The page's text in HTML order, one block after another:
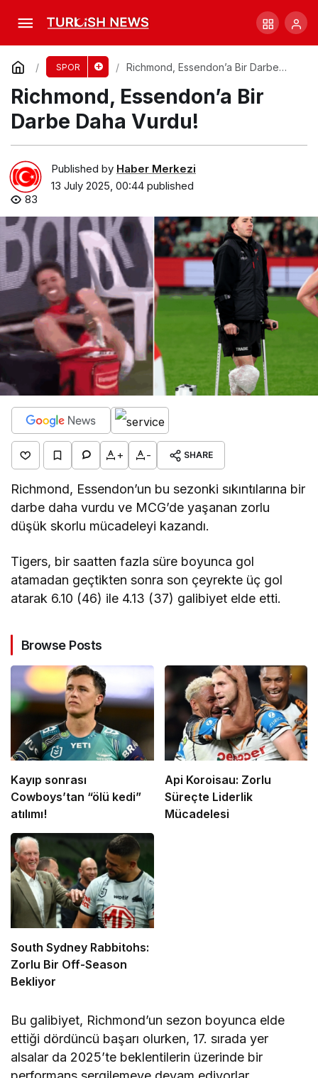
SPOR
Richmond, Essendon’a Bir Darbe
Richmond, Essendon’a Bir
Darbe Daha Vurdu!
Published by Haber Merkezi
13 July 2025, 00:44 published
83
+ - SHARE
Richmond, Essendon’un bu sezonki sıkıntılarına bir
darbe daha vurdu ve MCG’de yaşanan zorlu
düşük skorlu mücadeleyi kazandı.
Tigers, bir saatten fazla süre boyunca gol
atamadan geçtikten sonra son çeyrekte üç gol
atarak 6.10 (46) ile 4.13 (37) galibiyet elde etti.
Browse Posts
Kayıp sonrası
Cowboys’tan “ölü kedi”
atılımı!
Api Koroisau: Zorlu
Süreçte Liderlik
Mücadelesi
South Sydney Rabbitohs:
Zorlu Bir Off-Season
Bekliyor
Bu galibiyet, Richmond’un sezon boyunca elde
ettiği dördüncü başarı olurken, 17. sırada yer
alsalar da 2025’te beklentilerin üzerinde bir
Ciraldo’dan Galvin Açıklaması: Gelecek
Belirsiz!
Comment